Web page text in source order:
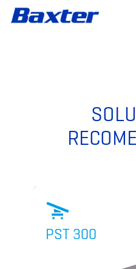
PST 300